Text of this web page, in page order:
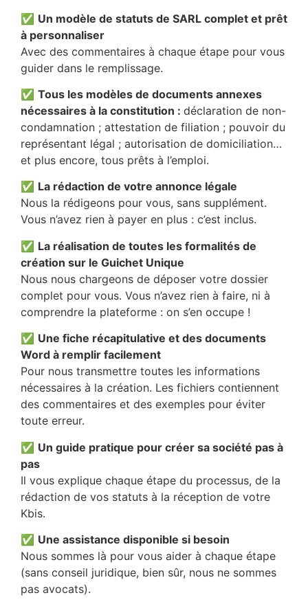
✅ Un modèle de statuts de SARL complet et prêt
à personnaliser
Avec des commentaires à chaque étape pour vous
guider dans le remplissage.
✅ Tous les modèles de documents annexes
nécessaires à la constitution : déclaration de non-
condamnation ; attestation de filiation ; pouvoir du
représentant légal ; autorisation de domiciliation…
et plus encore, tous prêts à l’emploi.
✅ La rédaction de votre annonce légale
Nous la rédigeons pour vous, sans supplément.
Vous n’avez rien à payer en plus : c’est inclus.
✅ La réalisation de toutes les formalités de
création sur le Guichet Unique
Nous nous chargeons de déposer votre dossier
complet pour vous. Vous n’avez rien à faire, ni à
comprendre la plateforme : on s’en occupe !
✅ Une fiche récapitulative et des documents
Word à remplir facilement
Pour nous transmettre toutes les informations
nécessaires à la création. Les fichiers contiennent
des commentaires et des exemples pour éviter
toute erreur.
✅ Un guide pratique pour créer sa société pas à
pas
Il vous explique chaque étape du processus, de la
rédaction de vos statuts à la réception de votre
Kbis.
✅ Une assistance disponible si besoin
Nous sommes là pour vous aider à chaque étape
(sans conseil juridique, bien sûr, nous ne sommes
pas avocats).